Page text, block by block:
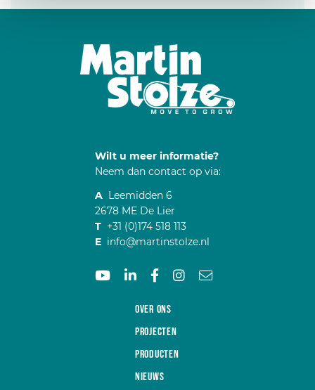
Wilt u meer informatie?
Neem dan contact op via:
ALeemidden 6
2678 ME De Lier
T+31 (0)174 518 113
Einfo@martinstolze.nl
Over ons
Projecten
Producten
Nieuws